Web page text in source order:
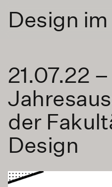
Design
21.07.22
der
Design